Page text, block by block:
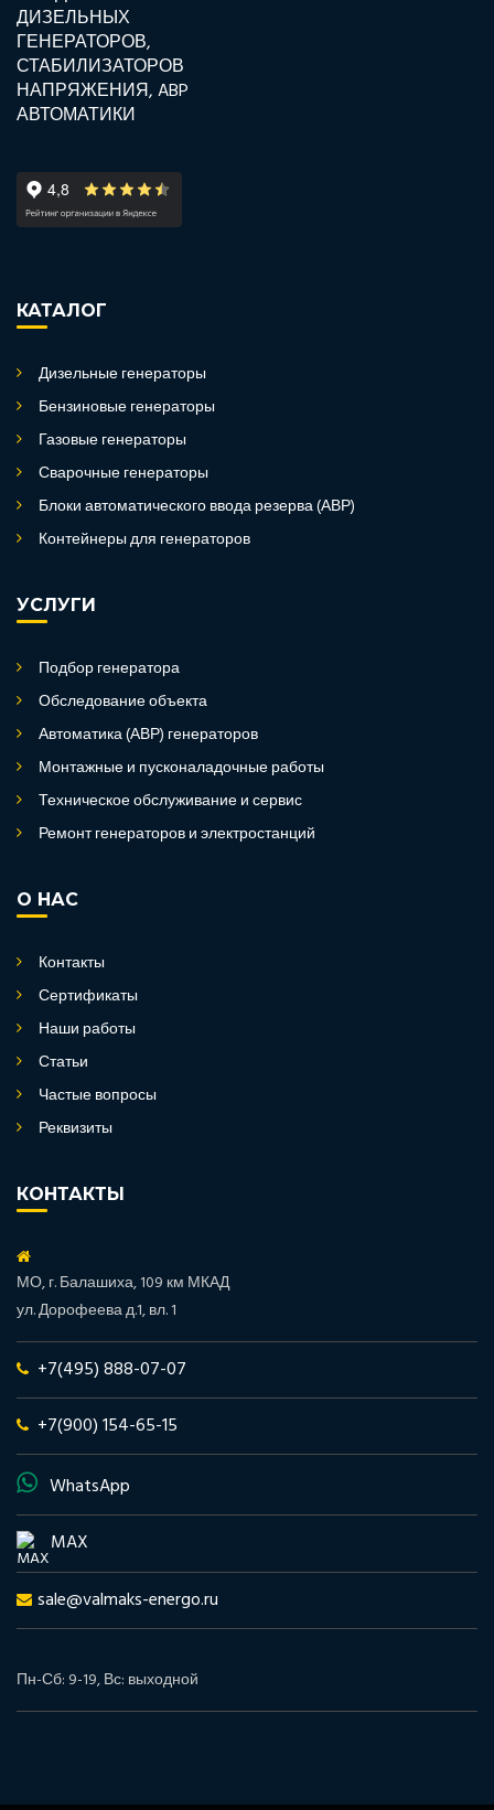
КАТАЛОГ
Дизельные генераторы
Бензиновые генераторы
Газовые генераторы
Сварочные генераторы
Блоки автоматического ввода резерва (АВР)
Контейнеры для генераторов
УСЛУГИ
Подбор генератора
Обследование объекта
Автоматика (АВР) генераторов
Монтажные и пусконаладочные работы
Техническое обслуживание и сервис
Ремонт генераторов и электростанций
О НАС
Контакты
Сертификаты
Наши работы
Статьи
Частые вопросы
Реквизиты
КОНТАКТЫ
МО, г. Балашиха, 109 км МКАД
ул. Дорофеева д.1, вл. 1
+7(495) 888-07-07
+7(900) 154-65-15
WhatsApp
MAX
sale@valmaks-energo.ru
Пн-Сб: 9-19, Вс: выходной